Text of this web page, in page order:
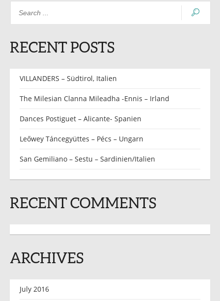
RECENT POSTS
VILLANDERS – Südtirol, Italien
The Milesian Clanna Mileadha -Ennis – Irland
Dances Postiguet – Alicante- Spanien
Leőwey Táncegyüttes – Pécs – Ungarn
San Gemiliano – Sestu – Sardinien/Italien
RECENT COMMENTS
ARCHIVES
July 2016